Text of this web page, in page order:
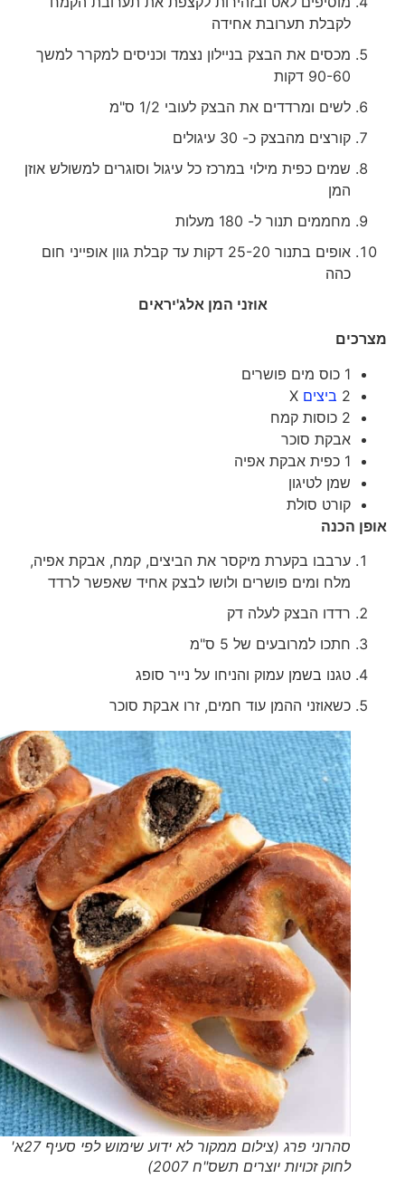
לקבלת תערובת אחידה
מכסים את הבצק בניילון נצמד וכניסים למקרר למשך
90-60 דקות
לשים ומרדדים את הבצק לעובי 1/2 ס"מ
קורצים מהבצק כ- 30 עיגולים
שמים כפית מילוי במרכז כל עיגול וסוגרים למשולש אוזן
המן
מחממים תנור ל- 180 מעלות
אופים בתנור 25-20 דקות עד קבלת גוון אופייני חום
כהה
אוזני המן אלג'יראים
מצרכים
1 כוס מים פושרים
2
ביציםX
2 כוסות קמח
אבקת סוכר
1 כפית אבקת אפיה
שמן לטיגון
קורט סולת
אופן הכנה
ערבבו בקערת מיקסר את הביצים, קמח, אבקת אפיה,
מלח ומים פושרים ולושו לבצק אחיד שאפשר לרדד
רדדו הבצק לעלה דק
חתכו למרובעים של 5 ס"מ
טגנו בשמן עמוק והניחו על נייר סופג
כשאוזני ההמן עוד חמים, זרו אבקת סוכר
סהרוני פרג (צילום ממקור לא ידוע שימוש לפי סעיף 27א'
לחוק זכויות יוצרים תשס"ח 2007)